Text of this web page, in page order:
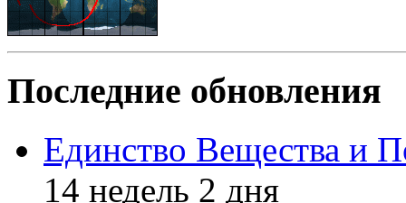
Последние обновления
Единство Вещества и
14 недель 2 дня